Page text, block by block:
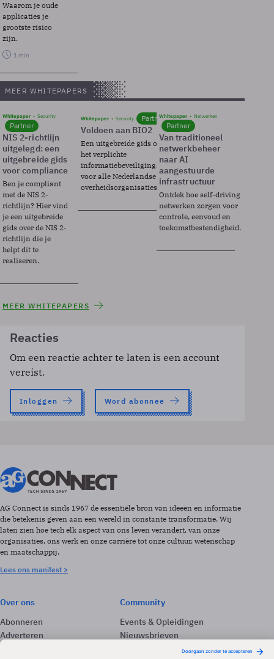
Waarom je oude
applicaties je
grootste risico
zijn.
1 min
MEER WHITEPAPERS
Whitepaper Security
Partner
NIS 2-richtlijn
uitgelegd: een
uitgebreide gids
voor compliance
Ben je compliant
met de NIS 2-
richtlijn? Hier vind
je een uitgebreide
gids over de NIS 2-
richtlijn die je
helpt dit te
realiseren.
Whitepaper Security Partner
Voldoen aan BIO2
Een uitgebreide gids over BIO2,
het verplichte
informatiebeveiligingsframework
voor alle Nederlandse
overheidsorganisaties.
Whitepaper Netwerken
Partner
Van traditioneel
netwerkbeheer
naar AI
aangestuurde
infrastructuur
Ontdek hoe self-driving
netwerken zorgen voor
controle, eenvoud en
toekomstbestendigheid.
MEER WHITEPAPERS
Reacties
Om een reactie achter te laten is een account
vereist.
Inloggen Word abonnee
AG Connect is sinds 1967 de essentiële bron van ideeën en informatie
die betekenis geven aan een wereld in constante transformatie. Wij
laten zien hoe tech elk aspect van ons leven verandert, van onze
organisaties, ons werk en onze carrière tot onze cultuur, wetenschap
en maatschappij.
Lees ons manifest >
Over ons
Abonneren
Adverteren
Community
Events & Opleidingen
Nieuwsbrieven